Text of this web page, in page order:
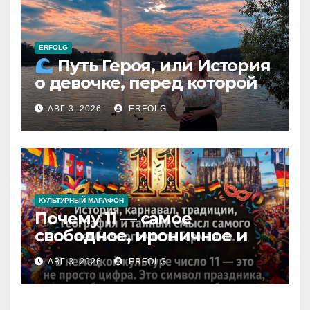
ERFOLG
Путь Героя, или История
о девочке, перед которой
расступился океан
(И почему это про каждую
из нас)
АВГ 3, 2026 ERFOLG
КУЛЬТУРНЫЙ МАРАФОН
Почему 11 — самое
свободное, ироничное и
любимое число в
немецкой культуре?
АВГ 3, 2026 ERFOLG